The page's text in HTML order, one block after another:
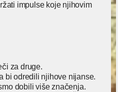
impulse koje njihovim
za druge.
bi odredili njihove nijanse.
dobili više značenja.